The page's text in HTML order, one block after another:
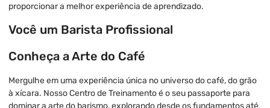
proporcionar a melhor experiência de aprendizado.
Você um Barista Profissional
Conheça a Arte do Café
Mergulhe em uma experiência única no universo do café, do grão
à xícara. Nosso Centro de Treinamento é o seu passaporte para
dominar a arte do barismo, explorando desde os fundamentos até